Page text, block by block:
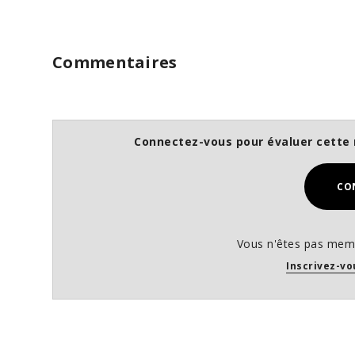
Commentaires
Connectez-vous pour évaluer
Vous n'êtes pas
Inscrivez-